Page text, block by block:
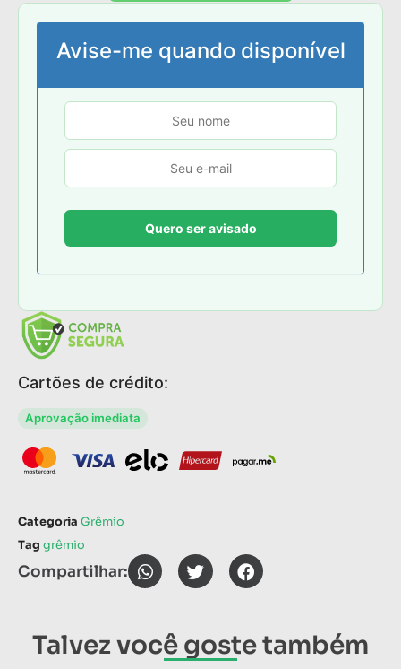
Avise-me quando disponível
Cartões de crédito:
Aprovação imediata
Categoria Grêmio
Tag grêmio
Compartilhar:
Talvez você goste também